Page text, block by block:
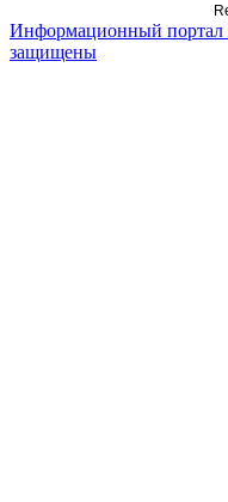
Информационный портал
защищены